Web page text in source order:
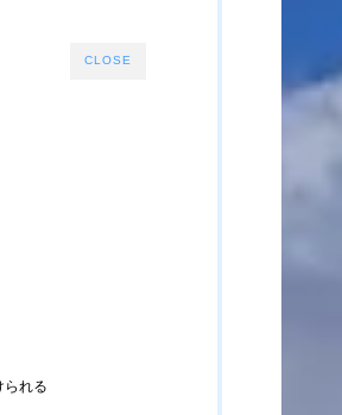
CLOSE
られる